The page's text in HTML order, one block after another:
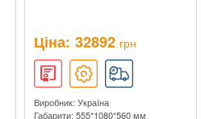
Ціна: 32892 грн
Виробник: Україна
Габарити: 555*1080*560 мм